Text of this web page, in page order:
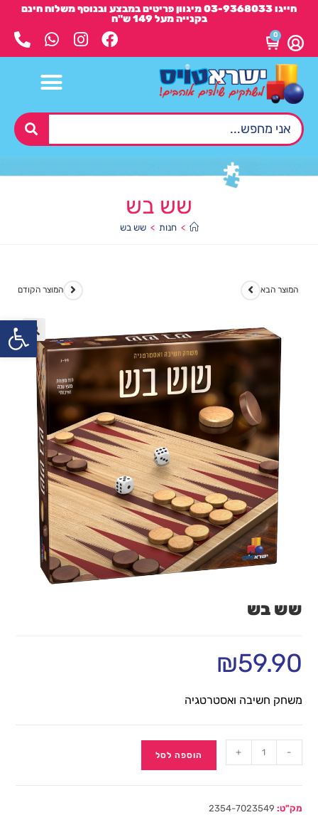
חייגו 03-9368033 מיגוון פריטים במבצע ובנוסף משלוח חינם
בקנייה מעל 149 ש"ח
0
שש בש
> חנות > שש בש
המוצר הקודם המוצר הבא
שש בש
₪59.90
משחק חשיבה ואסטרטגיה
-
+ הוספה לסל
מק"ט: 2354-7023549